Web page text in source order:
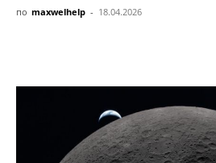
по maxwelhelp - 18.04.2026